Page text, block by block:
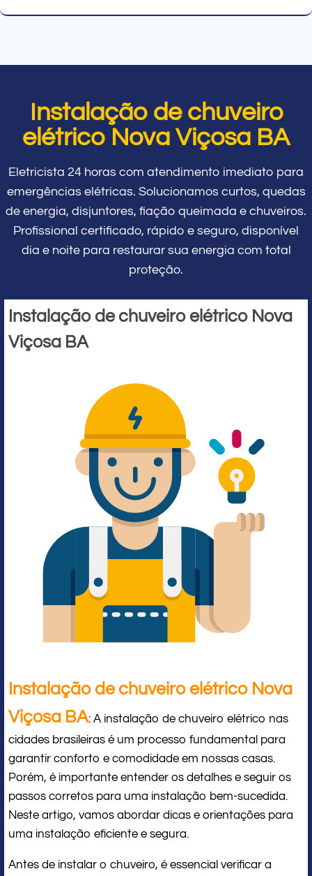
Instalação de chuveiro
elétrico Nova Viçosa BA
Eletricista 24 horas com atendimento imediato para
emergências elétricas. Solucionamos curtos, quedas
de energia, disjuntores, fiação queimada e chuveiros.
Profissional certificado, rápido e seguro, disponível
dia e noite para restaurar sua energia com total
proteção.
Instalação de chuveiro elétrico Nova
Viçosa BA
Instalação de chuveiro elétrico Nova
Viçosa BA: A instalação de chuveiro elétrico nas
cidades brasileiras é um processo fundamental para
garantir conforto e comodidade em nossas casas.
Porém, é importante entender os detalhes e seguir os
passos corretos para uma instalação bem-sucedida.
Neste artigo, vamos abordar dicas e orientações para
uma instalação eficiente e segura.
Antes de instalar o chuveiro, é essencial verificar a